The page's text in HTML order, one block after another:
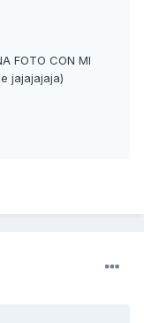
FOTO CON MI
jajajajaja)